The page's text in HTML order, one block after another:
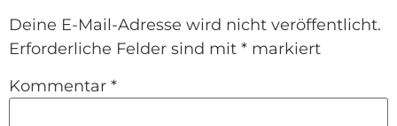
Deine E-Mail-Adresse wird nicht veröffentlicht.
Erforderliche Felder sind mit * markiert
Kommentar *